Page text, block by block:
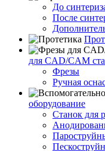
До
После
для CAD/CAM
Фрезы
Ручная
оборудование
Станок для